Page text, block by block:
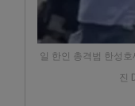
일 한인 총격범 한성
진